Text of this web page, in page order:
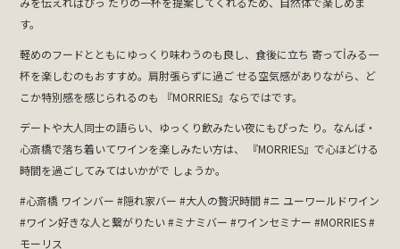
す。
軽めのフードとともにゆっくり味わうのも良し、食後に立ち 寄ってỈみる一
杯を楽しむのもおすすめ。肩肘張らずに過ご せる空気感がありながら、ど
こか特別感を感じられるのも 『MORRIES』ならではです。
デートや大人同士の語らい、ゆっくり飲みたい夜にもぴった り。なんば・
心斎橋で落ち着いてワインを楽しみたい方は、 『MORRIES』で心ほどける
時間を過ごしてみてはいかがで しょうか。
#心斎橋 ワインバー #隠れ家バー #大人の贅沢時間 #ニ ユーワールドワイン
#ワイン好きな人と繋がりたい #ミナミバー #ワインセミナー #MORRIES #
モーリス